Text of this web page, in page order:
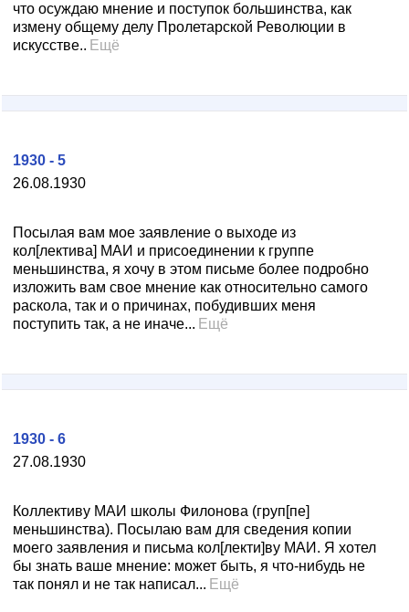
что осуждаю мнение и поступок большинства, как
измену общему делу Пролетарской Революции в
искусстве.. Ещё
26.08.1930
1930 - 5
Посылая вам мое заявление о выходе из
кол[лектива] МАИ и присоединении к группе
меньшинства, я хочу в этом письме более подробно
изложить вам свое мнение как относительно самого
раскола, так и о причинах, побудивших меня
поступить так, а не иначе... Ещё
27.08.1930
1930 - 6
Коллективу МАИ школы Филонова (груп[пе]
меньшинства). Посылаю вам для сведения копии
моего заявления и письма кол[лекти]ву МАИ. Я хотел
бы знать ваше мнение: может быть, я что-нибудь не
так понял и не так написал... Ещё